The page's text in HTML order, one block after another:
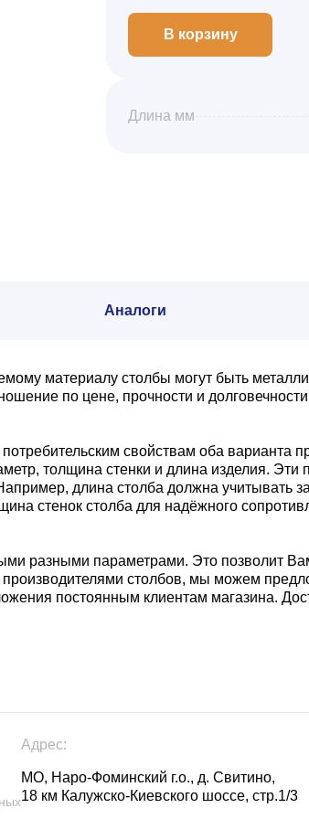
В корзину
Длина мм
Аналоги
материалу столбы могут быть
по цене, прочности и
свойствам оба варианта
толщина стенки и длина изделия.
длина столба должна учитывать
стенок столба для надёжного
разными параметрами. Это позволит
столбов, мы можем
постоянным клиентам магазина.
Адрес:
МО, Наро-Фоминский г.о., д. Свитино,
18 км Калужско-Киевского шоссе, стр.1/3